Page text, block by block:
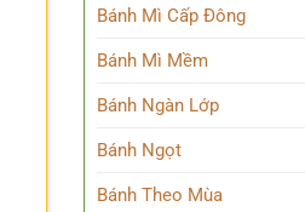
Bánh Mì Cấp Đông
Bánh Mì Mềm
Bánh Ngàn Lớp
Bánh Ngọt
Bánh Theo Mùa